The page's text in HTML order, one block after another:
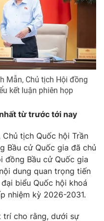
Mẫn, Chủ tịch Hội đồng
kết luận phiên họp
từ trước tới nay
tịch Quốc hội Trần
Bầu cử Quốc gia đã chủ
đồng Bầu cử Quốc gia
dung quan trọng tiến
biểu Quốc hội khoá
nhiệm kỳ 2026-2031.
trí cho rằng, dưới sự